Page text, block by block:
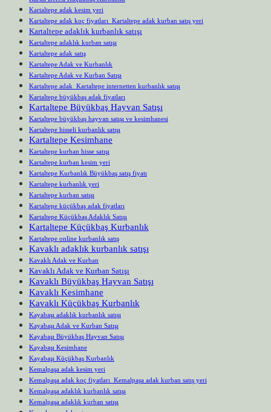
Kartaltepe adak kesim yeri
Kartaltepe adak koç fiyatları Kartaltepe adak kurban satış yeri
Kartaltepe adaklık kurbanlık satışı
Kartaltepe adaklık kurban satışı
Kartaltepe adak satış
Kartaltepe Adak ve Kurbanlık
Kartaltepe Adak ve Kurban Satışı
Kartaltepe adak Kartaltepe internetten kurbanlık satışı
Kartaltepe büyükbaş adak fiyatları
Kartaltepe Büyükbaş Hayvan Satışı
Kartaltepe büyükbaş hayvan satışı ve kesimhanesi
Kartaltepe hisseli kurbanlık satışı
Kartaltepe Kesimhane
Kartaltepe kurban hisse satışı
Kartaltepe kurban kesim yeri
Kartaltepe Kurbanlık Büyükbaş satış fiyatı
Kartaltepe kurbanlık yeri
Kartaltepe kurban satışı
Kartaltepe küçükbaş adak fiyatları
Kartaltepe Küçükbaş Adaklık Satışı
Kartaltepe Küçükbaş Kurbanlık
Kartaltepe online kurbanlık satış
Kavaklı adaklık kurbanlık satışı
Kavaklı Adak ve Kurban
Kavaklı Adak ve Kurban Satışı
Kavaklı Büyükbaş Hayvan Satışı
Kavaklı Kesimhane
Kavaklı Küçükbaş Kurbanlık
Kayabaşı adaklık kurbanlık satışı
Kayabaşı Adak ve Kurban Satışı
Kayabaşı Büyükbaş Hayvan Satışı
Kayabaşı Kesimhane
Kayabaşı Küçükbaş Kurbanlık
Kemalpaşa adak kesim yeri
Kemalpaşa adak koç fiyatları Kemalpaşa adak kurban satış yeri
Kemalpaşa adaklık kurbanlık satışı
Kemalpaşa adaklık kurban satışı